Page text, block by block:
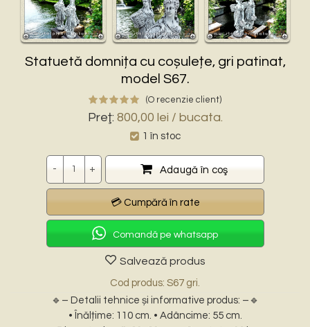
Statuetă domnița cu coșulețe, gri patinat,
model S67.
(O recenzie client)
Preţ: 800,00 lei / bucata.
1 în stoc
Adaugă în coş
Comandă pe whatsapp
Salvează produs
Cod produs: S67 gri.
🔹– Detalii tehnice și informative produs: –🔹
• Înălțime: 110 cm. • Adâncime: 55 cm.